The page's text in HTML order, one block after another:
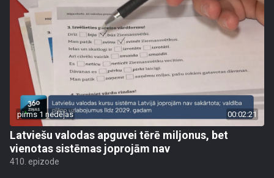
pirms 1 nedēļas 00:02:21
Latviešu valodas apguvei tērē miljonus, bet
vienotas sistēmas joprojām nav
410. epizode